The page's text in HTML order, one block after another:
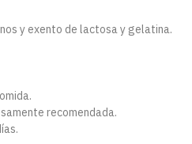
y exento de lactosa y gelatina.
recomendada.